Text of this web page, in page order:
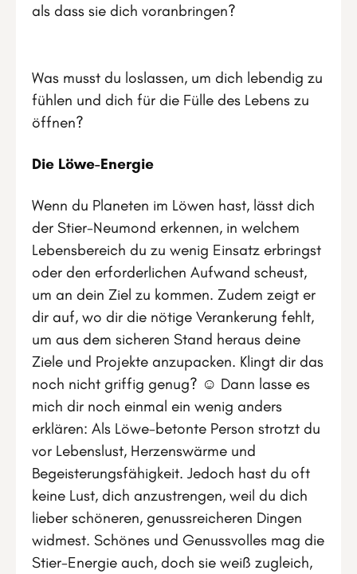
als dass sie dich voranbringen?
Was musst du loslassen, um dich lebendig zu
fühlen und dich für die Fülle des Lebens zu
öffnen?
Die Löwe-Energie
Wenn du Planeten im Löwen hast, lässt dich
der Stier-Neumond erkennen, in welchem
Lebensbereich du zu wenig Einsatz erbringst
oder den erforderlichen Aufwand scheust,
um an dein Ziel zu kommen. Zudem zeigt er
dir auf, wo dir die nötige Verankerung fehlt,
um aus dem sicheren Stand heraus deine
Ziele und Projekte anzupacken. Klingt dir das
noch nicht griffig genug? ☺ Dann lasse es
mich dir noch einmal ein wenig anders
erklären: Als Löwe-betonte Person strotzt du
vor Lebenslust, Herzenswärme und
Begeisterungsfähigkeit. Jedoch hast du oft
keine Lust, dich anzustrengen, weil du dich
lieber schöneren, genussreicheren Dingen
widmest. Schönes und Genussvolles mag die
Stier-Energie auch, doch sie weiß zugleich,